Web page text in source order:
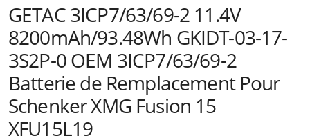
GETAC 3ICP7/63/69-2 11.4V
8200mAh/93.48Wh GKIDT-03-17-
3S2P-0 OEM 3ICP7/63/69-2
Batterie de Remplacement Pour
Schenker XMG Fusion 15
XFU15L19